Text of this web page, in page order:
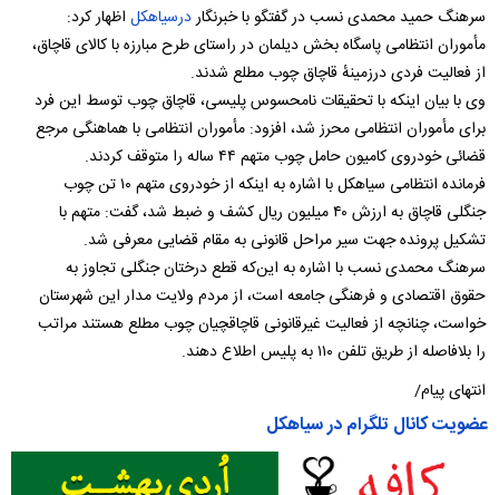
سرهنگ حمید محمدی نسب در گفتگو با خبرنگاردرسیاهکل اظهار کرد:
مأموران انتظامی پاسگاه بخش دیلمان در راستای طرح مبارزه با کالای قاچاق،
از فعالیت فردی درزمینهٔ قاچاق چوب مطلع شدند.
وی با بیان اینکه با تحقیقات نامحسوس پلیسی، قاچاق چوب توسط این فرد
برای مأموران انتظامی محرز شد، افزود: مأموران انتظامی با هماهنگی مرجع
قضائی خودروی کامیون حامل چوب متهم ۴۴ ساله را متوقف کردند.
فرمانده انتظامی سیاهکل با اشاره به اینکه از خودروی متهم ۱۰ تن چوب
جنگلی قاچاق به ارزش ۴۰ میلیون ریال کشف و ضبط شد، گفت: متهم با
تشکیل پرونده جهت سیر مراحل قانونی به مقام قضایی معرفی شد.
سرهنگ محمدی نسب با اشاره به این‌که قطع درختان جنگلی تجاوز به
حقوق اقتصادی و فرهنگی جامعه است، از مردم ولایت مدار این شهرستان
خواست، چنانچه از فعالیت غیرقانونی قاچاقچیان چوب مطلع هستند مراتب
را بلافاصله از طریق تلفن ۱۱۰ به پلیس اطلاع دهند.
انتهای پیام/
عضویت کانال تلگرام در سیاهکل